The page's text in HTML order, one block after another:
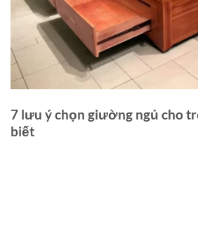
7 lưu ý chọn giường ngủ cho
biết